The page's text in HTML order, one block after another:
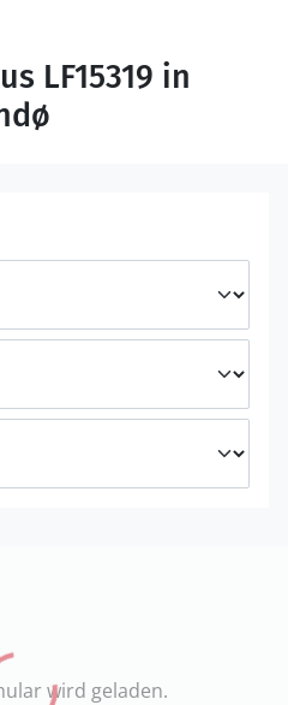
LF15319 in
wird geladen.